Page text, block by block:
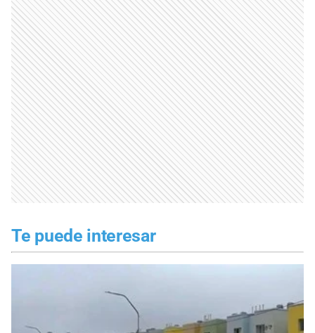
Te puede interesar